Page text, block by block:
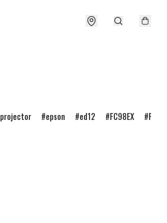
projector epson ed12 FC98EX FC98